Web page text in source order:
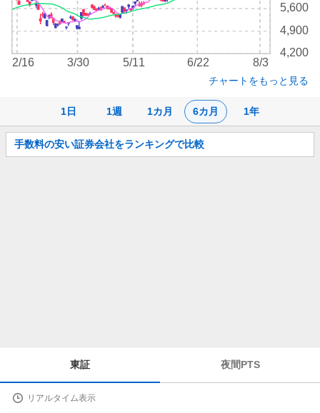
1日 1週 1カ月 6カ月 1年
4,200
4,900
5,600
2/16 3/30 5/11 6/22 8/3
チャートをもっと見る
お
知
手数料の安い証券会社をランキングで比較
詳
東証 夜間PTS
リアルタイム表示